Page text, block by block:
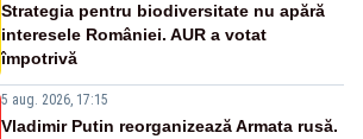
Strategia pentru biodiversitate nu apără
interesele României. AUR a votat
împotrivă
5 aug. 2026, 17:15
Vladimir Putin reorganizează Armata rusă.